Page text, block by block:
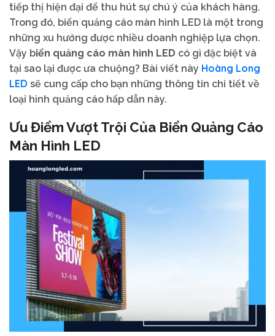
tiếp thị hiện đại để thu hút sự chú ý của khách hàng.
Trong đó, biển quảng cáo màn hình LED là một trong
những xu hướng được nhiều doanh nghiệp lựa chọn.
Vậy biển quảng cáo màn hình LED có gì đặc biệt và
tại sao lại được ưa chuộng? Bài viết này Hoàng Long
LED sẽ cung cấp cho bạn những thông tin chi tiết về
loại hình quảng cáo hấp dẫn này.
Ưu Điểm Vượt Trội Của Biển Quảng Cáo
Màn Hình LED